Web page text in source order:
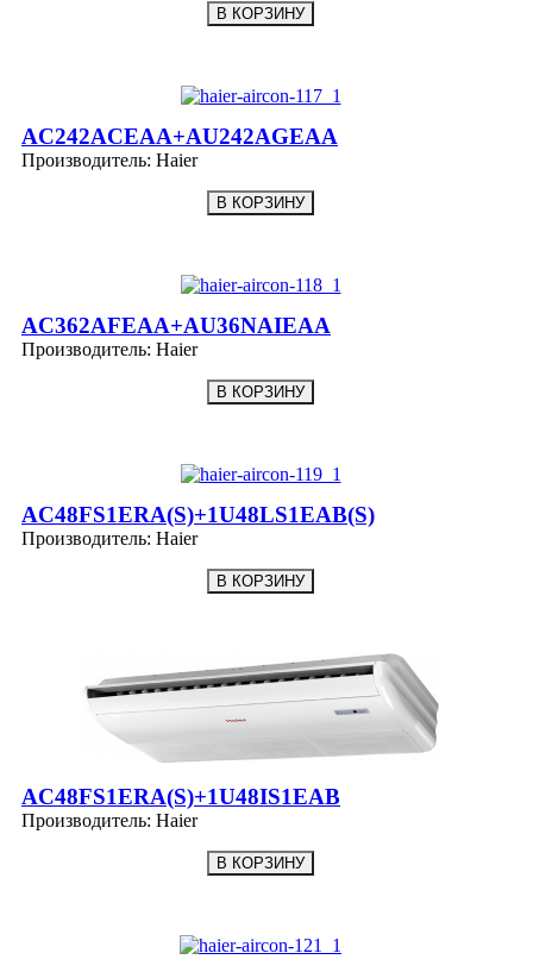
AC242ACEAA+AU242AGEAA
Производитель: Haier
AC362AFEAA+AU36NAIEAA
Производитель: Haier
AC48FS1ERA(S)+1U48LS1EAB(S)
Производитель: Haier
AC48FS1ERA(S)+1U48IS1EAB
Производитель: Haier